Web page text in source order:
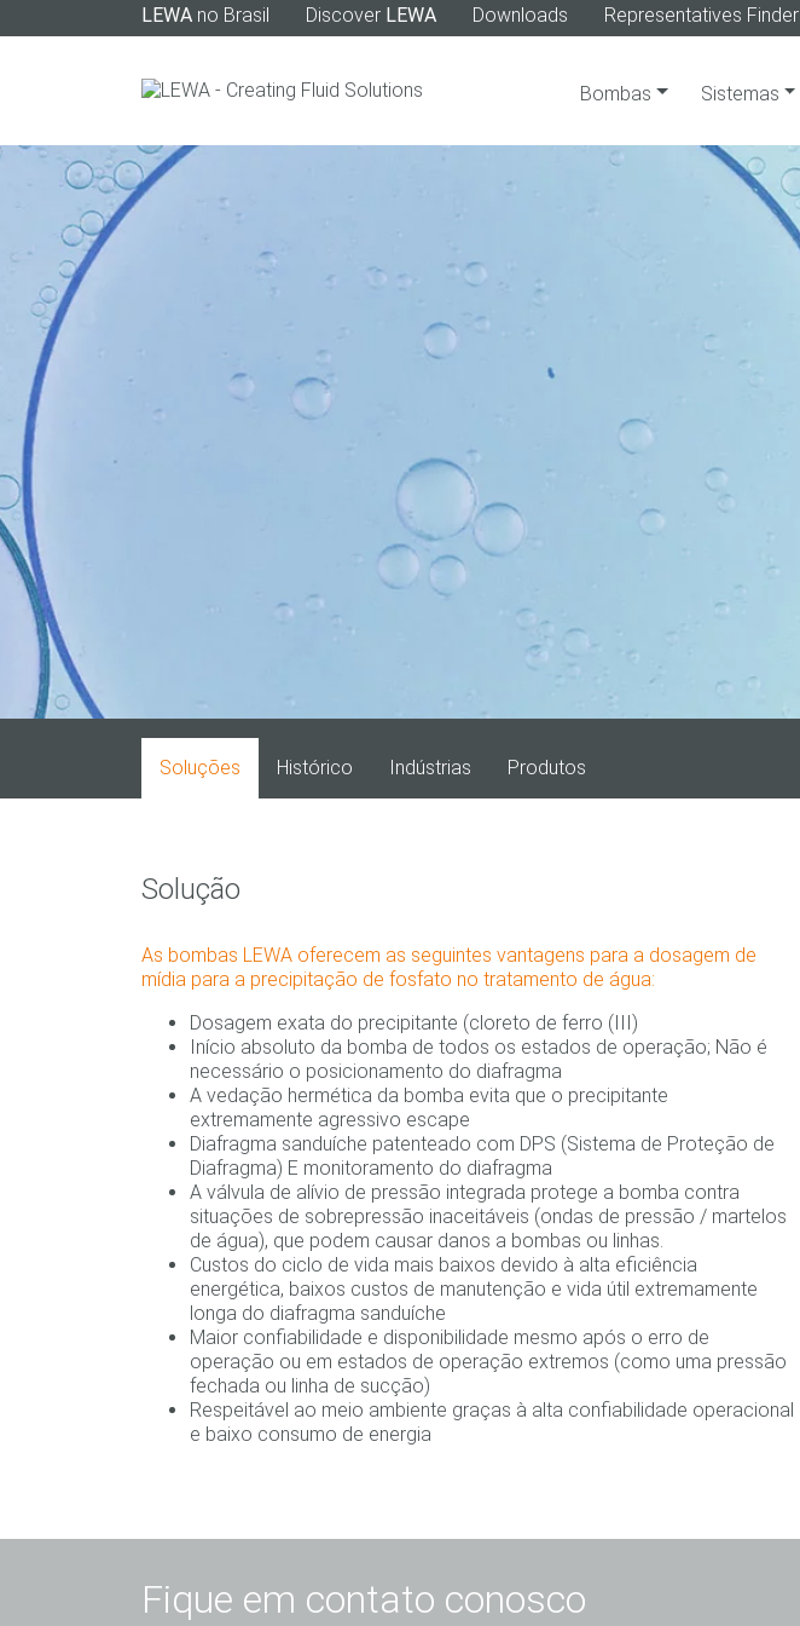
LEWA no Brasil Discover LEWA Downloads Representatives Finder
Bombas Sistemas
Soluções Histórico Indústrias Produtos
Solução
As bombas LEWA oferecem as seguintes vantagens para a dosagem de
mídia para a precipitação de fosfato no tratamento de água:
Dosagem exata do precipitante (cloreto de ferro (III)
Início absoluto da bomba de todos os estados de operação; Não é
necessário o posicionamento do diafragma
A vedação hermética da bomba evita que o precipitante
extremamente agressivo escape
Diafragma sanduíche patenteado com DPS (Sistema de Proteção de
Diafragma) E monitoramento do diafragma
A válvula de alívio de pressão integrada protege a bomba contra
situações de sobrepressão inaceitáveis (ondas de pressão / martelos
de água), que podem causar danos a bombas ou linhas.
Custos do ciclo de vida mais baixos devido à alta eficiência
energética, baixos custos de manutenção e vida útil extremamente
longa do diafragma sanduíche
Maior confiabilidade e disponibilidade mesmo após o erro de
operação ou em estados de operação extremos (como uma pressão
fechada ou linha de sucção)
Respeitável ao meio ambiente graças à alta confiabilidade operacional
e baixo consumo de energia
Fique em contato conosco